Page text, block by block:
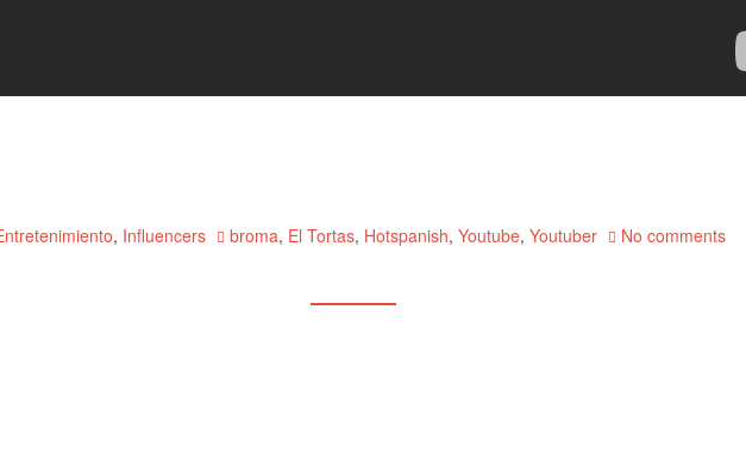
, Influencers broma, El Tortas, Hotspanish, Youtube, Youtuber No comments